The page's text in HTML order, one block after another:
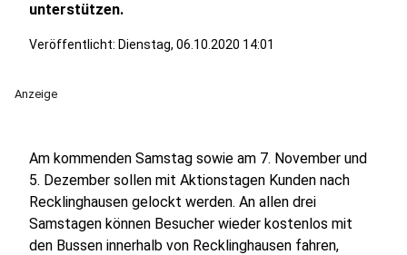
unterstützen.
Veröffentlicht: Dienstag, 06.10.2020 14:01
Anzeige
Am kommenden Samstag sowie am 7. November und
5. Dezember sollen mit Aktionstagen Kunden nach
Recklinghausen gelockt werden. An allen drei
Samstagen können Besucher wieder kostenlos mit
den Bussen innerhalb von Recklinghausen fahren,